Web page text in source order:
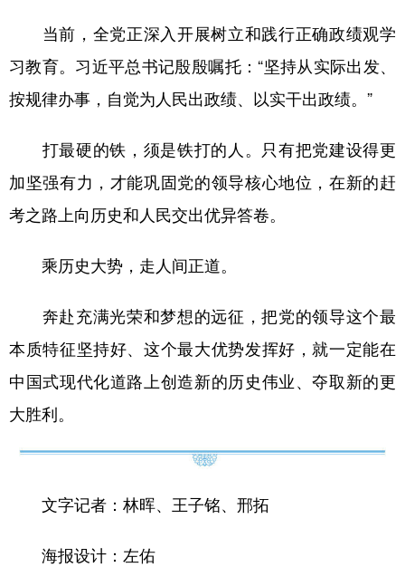
当前，全党正深入开展树立和践行正确政绩观学
习教育。习近平总书记殷殷嘱托：“坚持从实际出发、
按规律办事，自觉为人民出政绩、以实干出政绩。”
打最硬的铁，须是铁打的人。只有把党建设得更
加坚强有力，才能巩固党的领导核心地位，在新的赶
考之路上向历史和人民交出优异答卷。
乘历史大势，走人间正道。
奔赴充满光荣和梦想的远征，把党的领导这个最
本质特征坚持好、这个最大优势发挥好，就一定能在
中国式现代化道路上创造新的历史伟业、夺取新的更
大胜利。
文字记者：林晖、王子铭、邢拓
海报设计：左佑